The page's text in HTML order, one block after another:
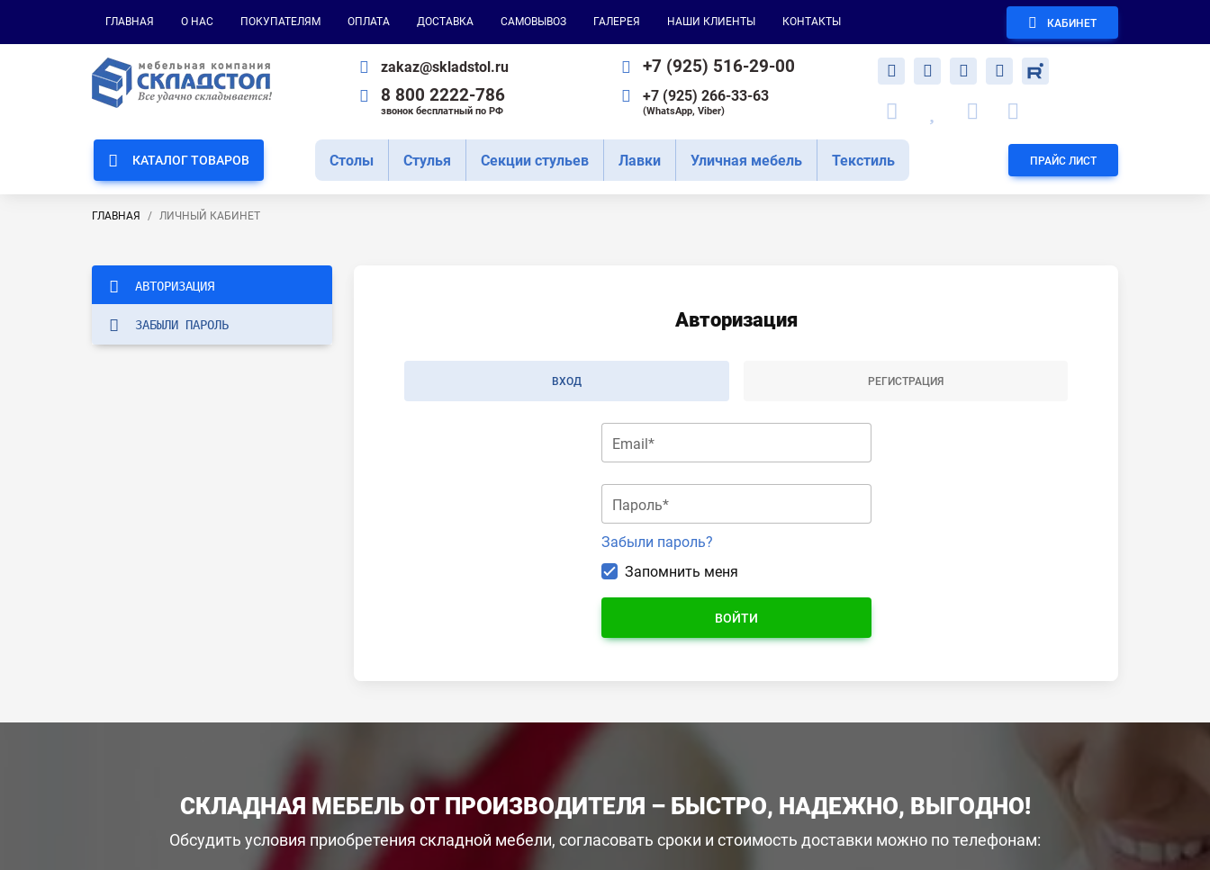
ГЛАВНАЯ О НАС ПОКУПАТЕЛЯМ ОПЛАТА ДОСТАВКА CАМОВЫВОЗ ГАЛЕРЕЯ НАШИ КЛИЕНТЫ КОНТАКТЫ КАБИНЕТ
zakaz@skladstol.ru
8 800 2222-786
звонок бесплатный по РФ
+7 (925) 516-29-00
+7 (925) 266-33-63
(WhatsApp, Viber)
КАТАЛОГ ТОВАРОВ Cтолы Cтулья Секции стульев Лавки Уличная мебель Текстиль ПРАЙС ЛИСТ
ГЛАВНАЯ ЛИЧНЫЙ КАБИНЕТ
АВТОРИЗАЦИЯ
ЗАБЫЛИ ПАРОЛЬ Авторизация
ВХОД РЕГИСТРАЦИЯ
Email*
Пароль*
Забыли пароль?
Запомнить меня
ВОЙТИ
СКЛАДНАЯ МЕБЕЛЬ ОТ ПРОИЗВОДИТЕЛЯ – БЫСТРО, НАДЕЖНО, ВЫГОДНО!
Обсудить условия приобретения складной мебели, согласовать сроки и стоимость доставки можно по телефонам: